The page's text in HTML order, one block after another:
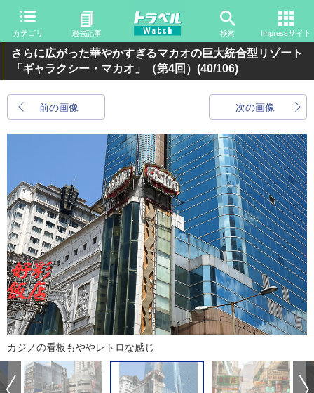
カテゴリ 過去記事 検索 Impressサイト
さらに広がった華やかすぎるマカオの巨大統合型リゾート
「ギャラクシー・マカオ」（第4回） (40/106)
前の画像 次の画像
カジノの看板もややレトロな感じ